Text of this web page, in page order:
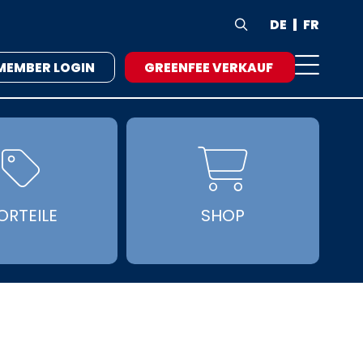
 DE FR
LOGIN GREENFEE VERKAUF
 
SHOP